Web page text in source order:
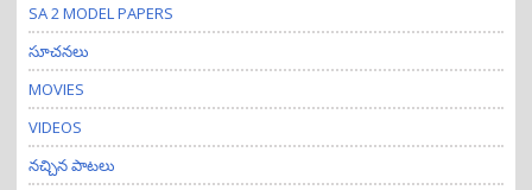
SA 2 MODEL PAPERS
సూచనలు
MOVIES
VIDEOS
నచ్చిన పాటలు